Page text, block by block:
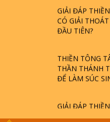
GIẢI ĐÁP
CÓ GIẢI
ĐẦU TIÊN?
THIỀN TÔNG
THẦN THÁNH
ĐỂ LÀM SÚC
GIẢI ĐÁP
LOÀI CÔ HỒN -